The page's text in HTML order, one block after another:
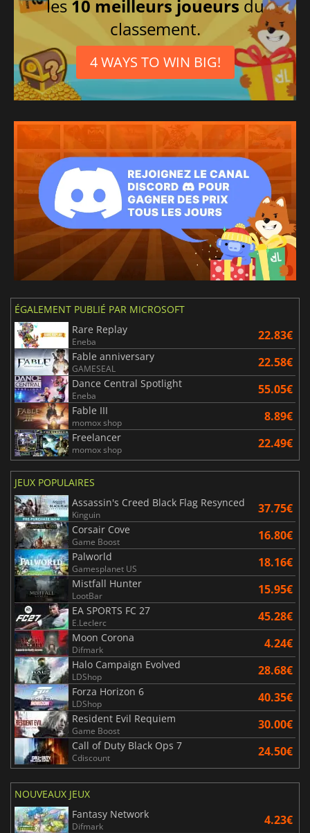
les 10 meilleurs joueurs du
classement.
4 WAYS TO WIN BIG!
ÉGALEMENT PUBLIÉ PAR MICROSOFT
Rare Replay
Eneba 22.83€
Fable anniversary
GAMESEAL 22.58€
Dance Central Spotlight
Eneba 55.05€
Fable III
momox shop 8.89€
Freelancer
momox shop 22.49€
JEUX POPULAIRES
Assassin's Creed Black Flag Resynced
Kinguin 37.75€
Corsair Cove
Game Boost 16.80€
Palworld
Gamesplanet US 18.16€
Mistfall Hunter
LootBar 15.95€
EA SPORTS FC 27
E.Leclerc 45.28€
Moon Corona
Difmark 4.24€
Halo Campaign Evolved
LDShop 28.68€
Forza Horizon 6
LDShop 40.35€
Resident Evil Requiem
Game Boost 30.00€
Call of Duty Black Ops 7
Cdiscount 24.50€
NOUVEAUX JEUX
Fantasy Network
Difmark 4.23€